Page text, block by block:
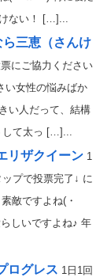
ない！ […]...
三恵（さんけ
にご協力ください
い女性の悩みばか
い人だって、結構
して太っ […]...
リザクイーン 1
プで投票完了↓ に
敵ですよね(・
しいですよね♪ 年
ログレス 1日1回